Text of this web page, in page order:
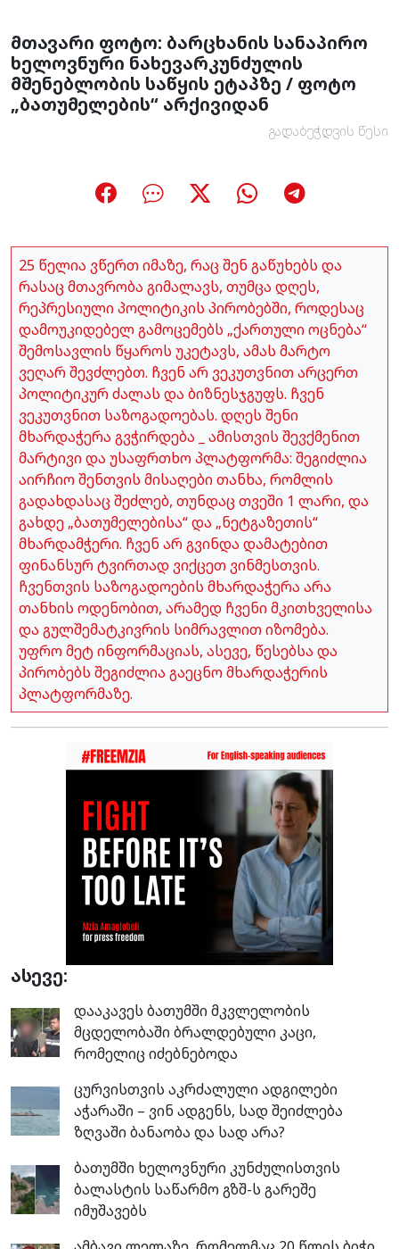
მთავარი ფოტო: ბარცხანის სანაპირო
ხელოვნური ნახევარკუნძულის
მშენებლობის საწყის ეტაპზე / ფოტო
„ბათუმელების“ არქივიდან
გადაბეჭდვის წესი
25 წელია ვწერთ იმაზე, რაც შენ გაწუხებს და
რასაც მთავრობა გიმალავს, თუმცა დღეს,
რეპრესიული პოლიტიკის პირობებში, როდესაც
დამოუკიდებელ გამოცემებს „ქართული ოცნება“
შემოსავლის წყაროს უკეტავს, ამას მარტო
ვეღარ შევძლებთ. ჩვენ არ ვეკუთვნით არცერთ
პოლიტიკურ ძალას და ბიზნესჯგუფს. ჩვენ
ვეკუთვნით საზოგადოებას. დღეს შენი
მხარდაჭერა გვჭირდება _ ამისთვის შევქმენით
მარტივი და უსაფრთხო პლატფორმა: შეგიძლია
აირჩიო შენთვის მისაღები თანხა, რომლის
გადახდასაც შეძლებ, თუნდაც თვეში 1 ლარი, და
გახდე „ბათუმელებისა“ და „ნეტგაზეთის“
მხარდამჭერი. ჩვენ არ გვინდა დამატებით
ფინანსურ ტვირთად ვიქცეთ ვინმესთვის.
ჩვენთვის საზოგადოების მხარდაჭერა არა
თანხის ოდენობით, არამედ ჩვენი მკითხველისა
და გულშემატკივრის სიმრავლით იზომება.
უფრო მეტ ინფორმაციას, ასევე, წესებსა და
პირობებს შეგიძლია გაეცნო მხარდაჭერის
პლატფორმაზე.
ასევე:
დააკავეს ბათუმში მკვლელობის
მცდელობაში ბრალდებული კაცი,
რომელიც იძებნებოდა
ცურვისთვის აკრძალული ადგილები
აჭარაში – ვინ ადგენს, სად შეიძლება
ზღვაში ბანაობა და სად არა?
ბათუმში ხელოვნური კუნძულისთვის
ბალასტის საწარმო გზშ-ს გარეშე
იმუშავებს